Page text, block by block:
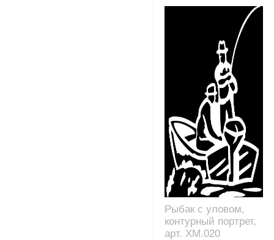
Рыбак с уловом,
контурный портрет,
арт. XM.020